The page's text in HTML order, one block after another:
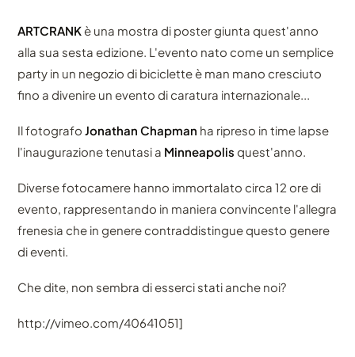
ARTCRANKè una mostra di poster giunta quest'anno
alla sua sesta edizione. L'evento nato come un semplice
party in un negozio di biciclette è man mano cresciuto
fino a divenire un evento di caratura internazionale...
Il fotografoJonathan Chapman ha ripreso in time lapse
l'inaugurazione tenutasi a Minneapolis quest'anno.
Diverse fotocamere hanno immortalato circa 12 ore di
evento, rappresentando in maniera convincente l'allegra
frenesia che in genere contraddistingue questo genere
di eventi.
Che dite, non sembra di esserci stati anche noi?
http://vimeo.com/40641051]